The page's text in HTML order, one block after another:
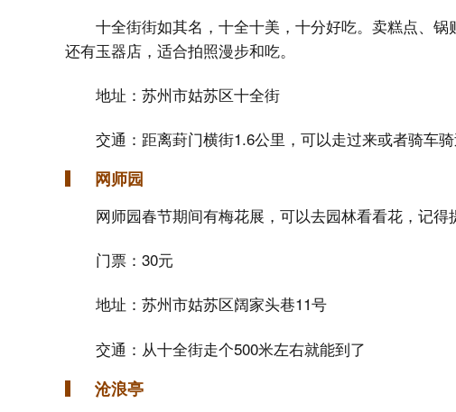
十全街街如其名，十全十美，十分好吃。卖糕点、
还有玉器店，适合拍照漫步和吃。
地址：苏州市姑苏区十全街
交通：距离葑门横街1.6公里，可以走过来或者骑车
网师园
网师园春节期间有梅花展，可以去园林看看花，记得
门票：30元
地址：苏州市姑苏区阔家头巷11号
交通：从十全街走个500米左右就能到了
沧浪亭